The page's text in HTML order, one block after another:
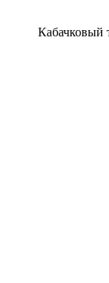
Кабачковый